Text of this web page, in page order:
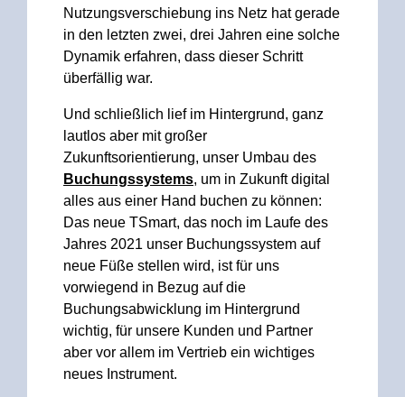
Nutzungsverschiebung ins Netz hat gerade
in den letzten zwei, drei Jahren eine solche
Dynamik erfahren, dass dieser Schritt
überfällig war.
Und schließlich lief im Hintergrund, ganz
lautlos aber mit großer
Zukunftsorientierung, unser Umbau des
Buchungssystems, um in Zukunft digital
alles aus einer Hand buchen zu können:
Das neue TSmart, das noch im Laufe des
Jahres 2021 unser Buchungssystem auf
neue Füße stellen wird, ist für uns
vorwiegend in Bezug auf die
Buchungsabwicklung im Hintergrund
wichtig, für unsere Kunden und Partner
aber vor allem im Vertrieb ein wichtiges
neues Instrument.